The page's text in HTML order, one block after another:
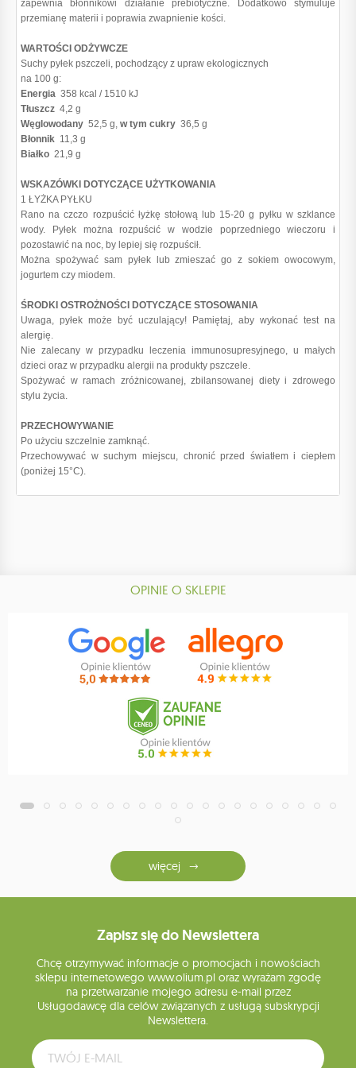
zapewnia błonnikowi działanie prebiotyczne. Dodatkowo stymuluje
przemianę materii i poprawia zwapnienie kości.
WARTOŚCI ODŻYWCZE
Suchy pyłek pszczeli, pochodzący z upraw ekologicznych
na 100 g:
Energia 358 kcal / 1510 kJ
Tłuszcz 4,2 g
Węglowodany 52,5 g, w tym cukry 36,5 g
Błonnik 11,3 g
Białko 21,9 g
WSKAZÓWKI DOTYCZĄCE UŻYTKOWANIA
1 ŁYŻKA PYŁKU
Rano na czczo rozpuścić łyżkę stołową lub 15-20 g pyłku w szklance
wody. Pyłek można rozpuścić w wodzie poprzedniego wieczoru i
pozostawić na noc, by lepiej się rozpuścił.
Można spożywać sam pyłek lub zmieszać go z sokiem owocowym,
jogurtem czy miodem.
ŚRODKI OSTROŻNOŚCI DOTYCZĄCE STOSOWANIA
Uwaga, pyłek może być uczulający! Pamiętaj, aby wykonać test na
alergię.
Nie zalecany w przypadku leczenia immunosupresyjnego, u małych
dzieci oraz w przypadku alergii na produkty pszczele.
Spożywać w ramach zróżnicowanej, zbilansowanej diety i zdrowego
stylu życia.
PRZECHOWYWANIE
Po użyciu szczelnie zamknąć.
Przechowywać w suchym miejscu, chronić przed światłem i ciepłem
(poniżej 15°C).
OPINIE O SKLEPIE
więcej
Zapisz się do Newslettera
Chcę otrzymywać informacje o promocjach i nowościach
sklepu internetowego www.olium.pl oraz wyrażam zgodę
na przetwarzanie mojego adresu e-mail przez
Usługodawcę dla celów związanych z usługą subskrypcji
Newslettera.